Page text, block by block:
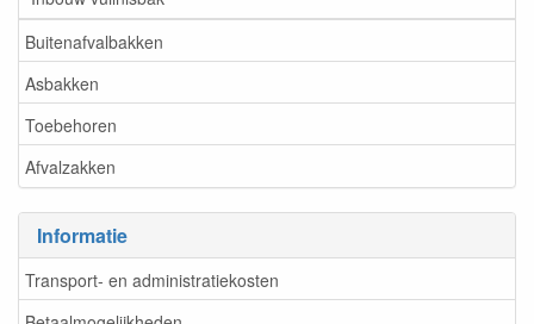
Buitenafvalbakken
Asbakken
Toebehoren
Afvalzakken
Informatie
Transport- en administratiekosten